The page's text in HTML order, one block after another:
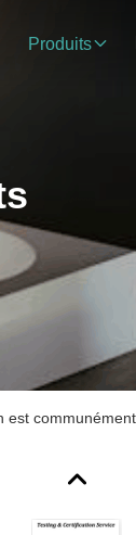
Produits